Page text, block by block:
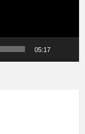
05:17